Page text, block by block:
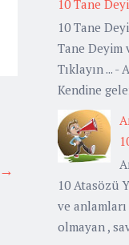
10 Tane
10 Tane
Tane Deyim
Tıklayın ...
Kendine
10 Atasözü
ve
olmayan ,